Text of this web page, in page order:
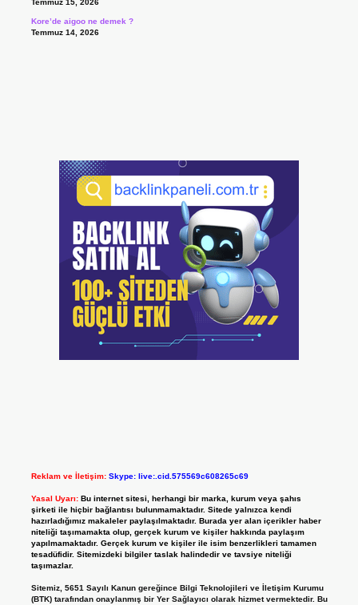
Temmuz 15, 2026
Kore’de aigoo ne demek ?
Temmuz 14, 2026
Reklam ve İletişim: Skype: live:.cid.575569c608265c69
Yasal Uyarı: Bu internet sitesi, herhangi bir marka, kurum veya şahıs
şirketi ile hiçbir bağlantısı bulunmamaktadır. Sitede yalnızca kendi
hazırladığımız makaleler paylaşılmaktadır. Burada yer alan içerikler haber
niteliği taşımamakta olup, gerçek kurum ve kişiler hakkında paylaşım
yapılmamaktadır. Gerçek kurum ve kişiler ile isim benzerlikleri tamamen
tesadüfidir. Sitemizdeki bilgiler taslak halindedir ve tavsiye niteliği
taşımazlar.
Sitemiz, 5651 Sayılı Kanun gereğince Bilgi Teknolojileri ve İletişim Kurumu
(BTK) tarafından onaylanmış bir Yer Sağlayıcı olarak hizmet vermektedir. Bu